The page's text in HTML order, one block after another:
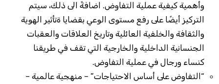
وأهمية كيفية عملية التفاوض. اضافةً الى ذلك، سيتم
التركيز أيضًا على رفع مستوى الوعي بقضايا ةتأثير الهوية
والثقافة والخلفية العائلية وتاريخ العلاقات والعقبات
الجنسانية الداخلية والخارجية التي تقف في طريقنا
كنساء ورجال في عملية التفاوض.
“التفاوض على أساس الاحتياجات” – منهجية عالمية –